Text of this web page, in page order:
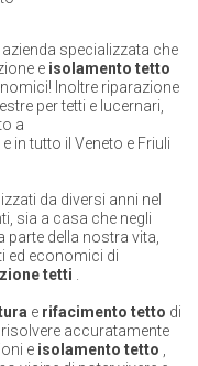
azienda specializzata che
e isolamento tetto
Inoltre riparazione
per tetti e lucernari,
a
in tutto il Veneto e Friuli
da diversi anni nel
sia a casa che negli
della nostra vita,
ed economici di
tetti
e rifacimento tetto di
accuratamente
e isolamento tetto